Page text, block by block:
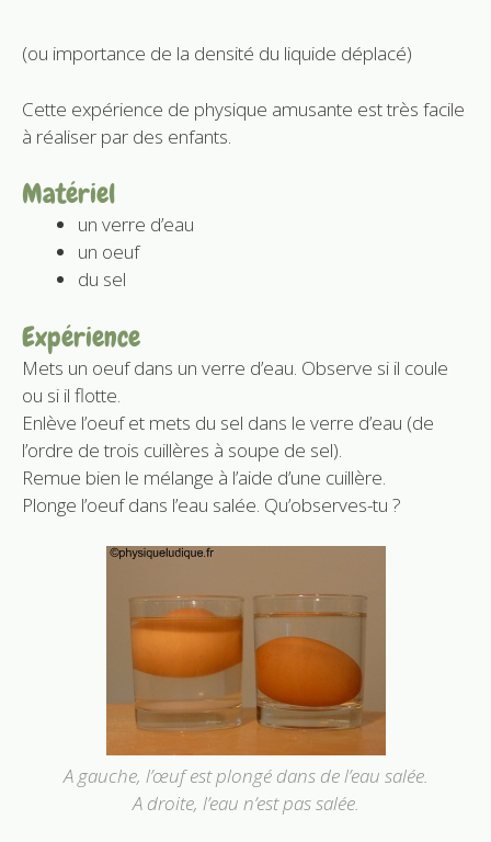
(ou importance de la densité du liquide déplacé)
Cette expérience de physique amusante est très facile
à réaliser par des enfants.
Matériel
un verre d’eau
un oeuf
du sel
Expérience
Mets un oeuf dans un verre d’eau. Observe si il coule
ou si il flotte.
Enlève l’oeuf et mets du sel dans le verre d’eau (de
l’ordre de trois cuillères à soupe de sel).
Remue bien le mélange à l’aide d’une cuillère.
Plonge l’oeuf dans l’eau salée. Qu’observes-tu ?
A gauche, l’œuf est plongé dans de l’eau salée.
A droite, l’eau n’est pas salée.